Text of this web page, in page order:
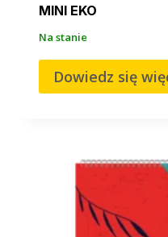
MINI EKO
Na stanie
Dowiedz się